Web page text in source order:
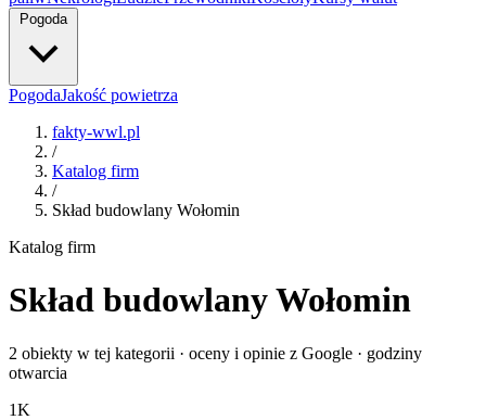
Pogoda
PogodaJakość powietrza
fakty-wwl.pl
/
Katalog firm
/
Skład budowlany Wołomin
Katalog firm
Skład budowlany Wołomin
2 obiekty w tej kategorii · oceny i opinie z Google · godziny
otwarcia
1K